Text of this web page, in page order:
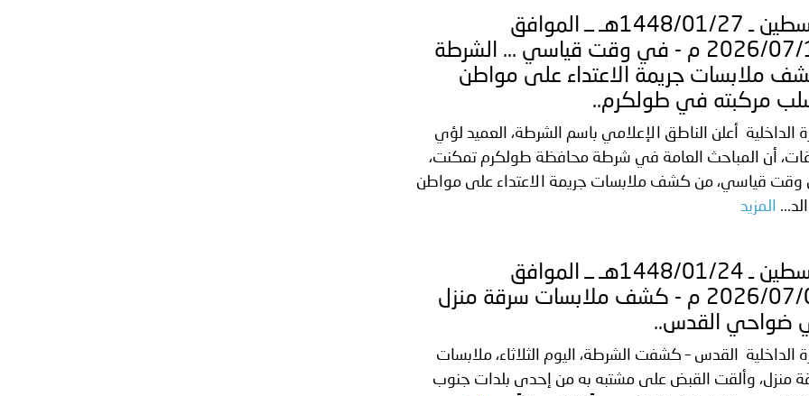
فلسطين ـ 1448/01/27هـ ــ الموافق
2026/07/12 م - في وقت قياسي ... الشرطة
ملابسات جريمة الاعتداء على مواطن
مركبته في طولكرم..
الداخلية أعلن الناطق الإعلامي باسم الشرطة، العميد لؤي
أن المباحث العامة في شرطة محافظة طولكرم تمكنت،
قياسي، من كشف ملابسات جريمة الاعتداء على مواطن
المزيد
فلسطين ـ 1448/01/24هـ ــ الموافق
2026/07/09 م - ‏كشف ملابسات سرقة منزل
ضواحي القدس..
الداخلية القدس – كشفت الشرطة، اليوم الثلاثاء، ملابسات
منزل، وألقت القبض على مشتبه به من إحدى بلدات جنوب